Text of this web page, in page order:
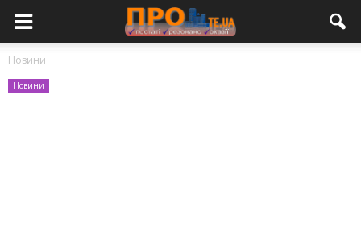
Новини
Новини